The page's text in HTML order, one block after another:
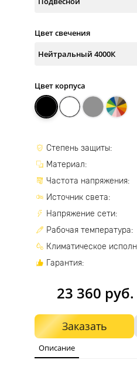
23 360 руб.
Заказать
Цвет свечения
Цвет корпуса
Степень защиты:
Материал:
Частота напряжения:
Источник света:
Напряжение сети:
Рабочая температура:
Климатическое
Гарантия:
Описание